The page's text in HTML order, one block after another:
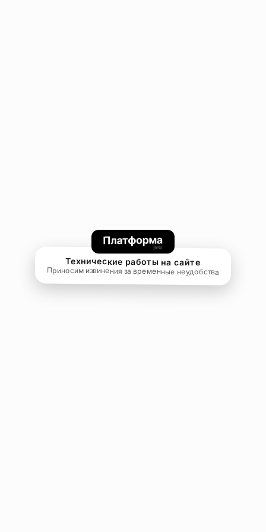
Технические работы на сайте
Приносим извинения за временные неудобства